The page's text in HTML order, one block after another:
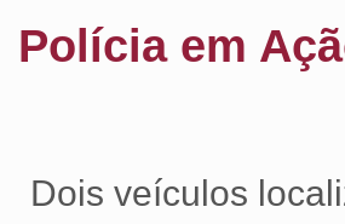
Polícia em
Dois veículos